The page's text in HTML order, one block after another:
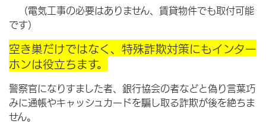
（電気工事の必要はありません、賃貸物件でも取付可能
です）
空き巣だけではなく、特殊詐欺対策にもインター
ホンは役立ちます。
警察官になりすました者、銀行協会の者などと偽り言葉巧
みに通帳やキャッシュカードを騙し取る詐欺が後を絶ちま
せん。